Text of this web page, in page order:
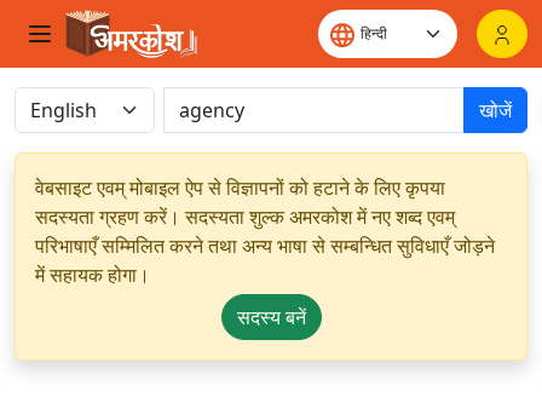
खोजें
वेबसाइट एवम् मोबाइल ऐप से विज्ञापनों को हटाने के लिए कृपया
सदस्यता ग्रहण करें। सदस्यता शुल्क अमरकोश में नए शब्द एवम्
परिभाषाएँ सम्मिलित करने तथा अन्य भाषा से सम्बन्धित सुविधाएँ जोड़ने
में सहायक होगा।
सदस्य बनें